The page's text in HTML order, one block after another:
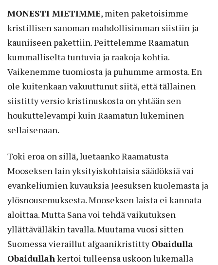
MONESTI MIETIMME, miten paketoisimme
kristillisen sanoman mahdollisimman siistiin ja
kauniiseen pakettiin. Peittelemme Raamatun
kummalliselta tuntuvia ja raakoja kohtia.
Vaikenemme tuomiosta ja puhumme armosta. En
ole kuitenkaan vakuuttunut siitä, että tällainen
siistitty versio kristinuskosta on yhtään sen
houkuttelevampi kuin Raamatun lukeminen
sellaisenaan.
Toki eroa on sillä, luetaanko Raamatusta
Mooseksen lain yksityiskohtaisia säädöksiä vai
evankeliumien kuvauksia Jeesuksen kuolemasta ja
ylösnousemuksesta. Mooseksen laista ei kannata
aloittaa. Mutta Sana voi tehdä vaikutuksen
yllättävälläkin tavalla. Muutama vuosi sitten
Suomessa vieraillut afgaanikristittyObaidulla
Obaidullah kertoi tulleensa uskoon lukemalla